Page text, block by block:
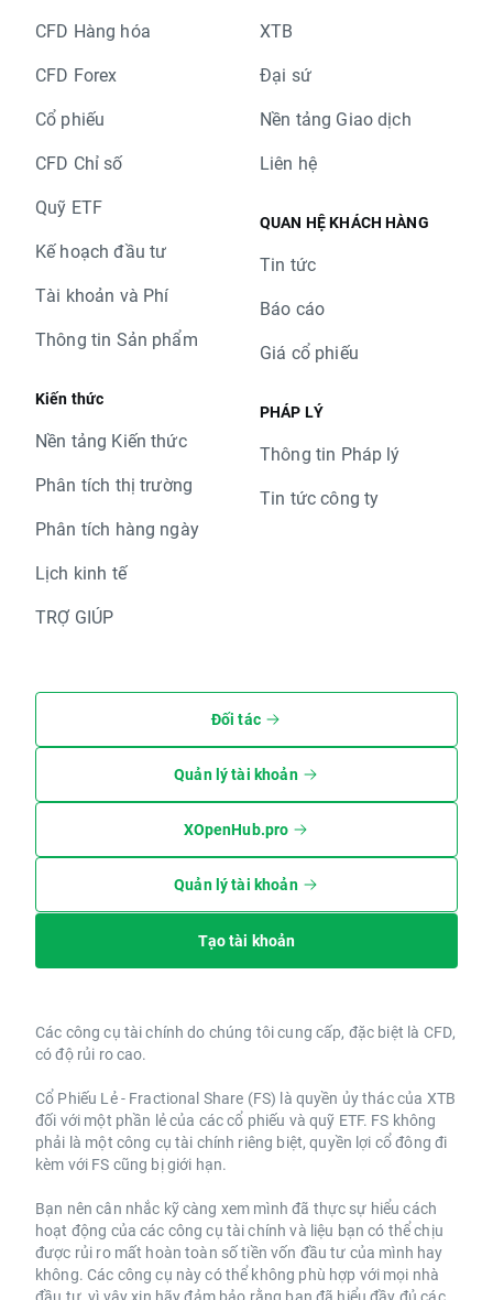
CFD Hàng hóa
CFD Forex
Cổ phiếu
CFD Chỉ số
Quỹ ETF
Kế hoạch đầu tư
Tài khoản và Phí
Thông tin Sản phẩm
Kiến thức
Nền tảng Kiến thức
Phân tích thị trường
Phân tích hàng ngày
Lịch kinh tế
TRỢ GIÚP
XTB
Đại sứ
Nền tảng Giao dịch
Liên hệ
QUAN HỆ KHÁCH HÀNG
Tin tức
Báo cáo
Giá cổ phiếu
PHÁP LÝ
Thông tin Pháp lý
Tin tức công ty
Đối tác
Quản lý tài khoản
XOpenHub.pro
Quản lý tài khoản
Tạo tài khoản
Các công cụ tài chính do chúng tôi cung cấp, đặc biệt là CFD,
có độ rủi ro cao.
Cổ Phiếu Lẻ - Fractional Share (FS) là quyền ủy thác của XTB
đối với một phần lẻ của các cổ phiếu và quỹ ETF. FS không
phải là một công cụ tài chính riêng biệt, quyền lợi cổ đông đi
kèm với FS cũng bị giới hạn.
Bạn nên cân nhắc kỹ càng xem mình đã thực sự hiểu cách
hoạt động của các công cụ tài chính và liệu bạn có thể chịu
được rủi ro mất hoàn toàn số tiền vốn đầu tư của mình hay
không. Các công cụ này có thể không phù hợp với mọi nhà
đầu tư, vì vậy xin hãy đảm bảo rằng bạn đã hiểu đầy đủ các